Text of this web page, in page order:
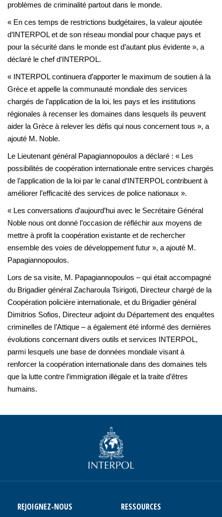
problèmes de criminalité partout dans le monde.
« En ces temps de restrictions budgétaires, la valeur ajoutée
d’INTERPOL et de son réseau mondial pour chaque pays et
pour la sécurité dans le monde est d’autant plus évidente », a
déclaré le chef d'INTERPOL.
« INTERPOL continuera d’apporter le maximum de soutien à la
Grèce et appelle la communauté mondiale des services
chargés de l’application de la loi, les pays et les institutions
régionales à recenser les domaines dans lesquels ils peuvent
aider la Grèce à relever les défis qui nous concernent tous », a
ajouté M. Noble.
Le Lieutenant général Papagiannopoulos a déclaré : « Les
possibilités de coopération internationale entre services chargés
de l’application de la loi par le canal d’INTERPOL contribuent à
améliorer l’efficacité des services de police nationaux ».
« Les conversations d’aujourd’hui avec le Secrétaire Général
Noble nous ont donné l’occasion de réfléchir aux moyens de
mettre à profit la coopération existante et de rechercher
ensemble des voies de développement futur », a ajouté M.
Papagiannopoulos.
Lors de sa visite, M. Papagiannopoulos – qui était accompagné
du Brigadier général Zacharoula Tsirigoti, Directeur chargé de la
Coopération policière internationale, et du Brigadier général
Dimitrios Sofios, Directeur adjoint du Département des enquêtes
criminelles de l’Attique – a également été informé des dernières
évolutions concernant divers outils et services INTERPOL,
parmi lesquels une base de données mondiale visant à
renforcer la coopération internationale dans des domaines tels
que la lutte contre l’immigration illégale et la traite d’êtres
humains.
REJOIGNEZ-NOUS RESSOURCES